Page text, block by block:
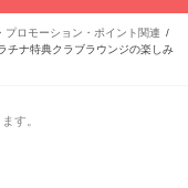
ロモーション・ポイント関連
チナ特典クラブラウンジの楽しみ
す。